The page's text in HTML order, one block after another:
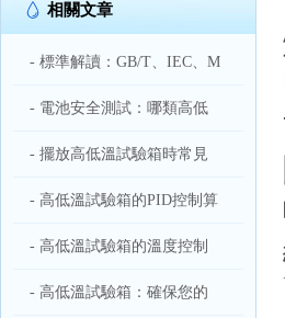
相關文章
- 標準解讀：GB/T、IEC、M
- 電池安全測試：哪類高低
- 擺放高低溫試驗箱時常見
- 高低溫試驗箱的PID控制算
- 高低溫試驗箱的溫度控制
- 高低溫試驗箱：確保您的